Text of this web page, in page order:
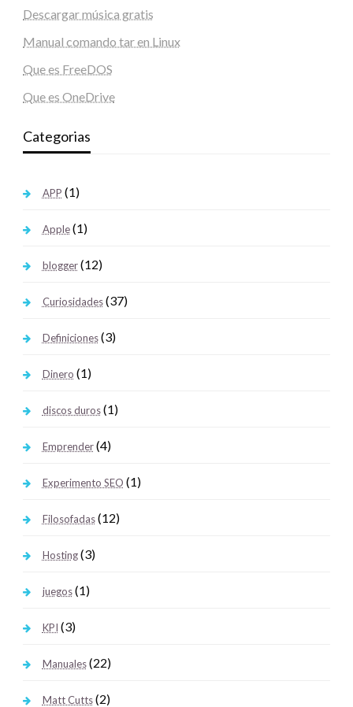
Descargar música gratis
Manual comando tar en Linux
Que es FreeDOS
Que es OneDrive
Categorias
APP (1)
Apple(1)
blogger(12)
Curiosidades(37)
Definiciones(3)
Dinero (1)
discos duros(1)
Emprender(4)
Experimento SEO (1)
Filosofadas(12)
Hosting(3)
juegos(1)
KPI (3)
Manuales(22)
Matt Cutts(2)